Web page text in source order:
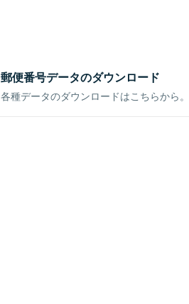
郵便番号データのダウンロード
各種データのダウンロードはこちらから